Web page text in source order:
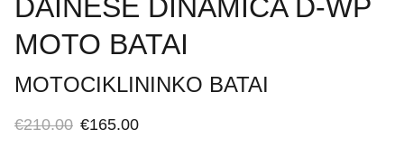
DAINESE DINAMICA D-WP
MOTO BATAI
MOTOCIKLININKO BATAI
€210.00 €165.00